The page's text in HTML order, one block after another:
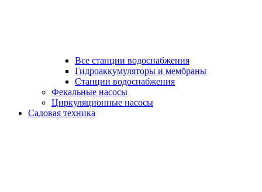
Все станции водоснабжения
Гидроаккумуляторы и мембраны
Станции водоснабжения
Фекальные насосы
Циркуляционные насосы
Садовая техника